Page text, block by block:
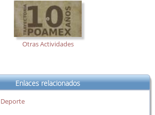
Otras Actividades
Enlaces relacionados